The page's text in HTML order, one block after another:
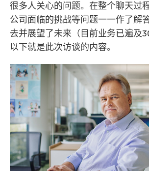
很多人关心的问题。在整个聊天过
公司面临的挑战等问题一一作了解
去并展望了未来（目前业务已遍及
以下就是此次访谈的内容。